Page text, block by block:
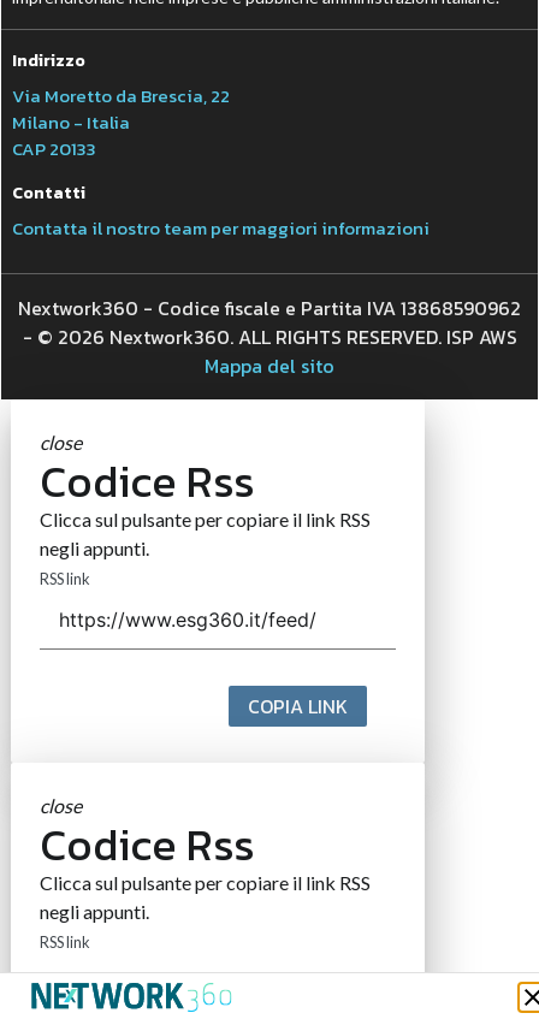
Indirizzo
Via Moretto da Brescia, 22
Milano - Italia
CAP 20133
Contatti
Contatta il nostro team per maggiori informazioni
Nextwork360 - Codice fiscale e Partita IVA 13868590962
- © 2026 Nextwork360. ALL RIGHTS RESERVED. ISP AWS
Mappa del sito
close
Codice Rss
Clicca sul pulsante per copiare il link RSS
negli appunti.
RSS link
COPIA LINK
close
Codice Rss
Clicca sul pulsante per copiare il link RSS
negli appunti.
RSS link